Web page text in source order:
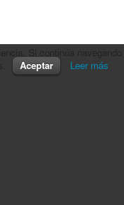
Aceptar Leer más